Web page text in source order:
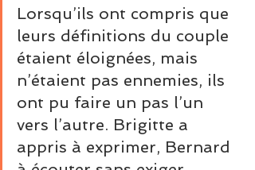
Lorsqu’ils ont compris que
leurs définitions du couple
étaient éloignées, mais
n’étaient pas ennemies, ils
ont pu faire un pas l’un
vers l’autre. Brigitte a
appris à exprimer, Bernard